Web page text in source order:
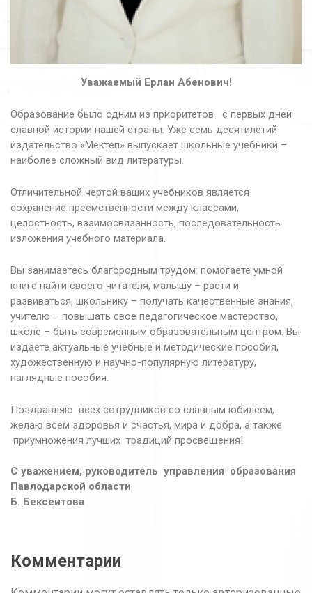
Уважаемый Ерлан Абенович!
Образование было одним из приоритетов с первых дней
славной истории нашей страны. Уже семь десятилетий
издательство «Мектеп» выпускает школьные учебники –
наиболее сложный вид литературы.
Отличительной чертой ваших учебников является
сохранение преемственности между классами,
целостность, взаимосвязанность, последовательность
изложения учебного материала.
Вы занимаетесь благородным трудом: помогаете умной
книге найти своего читателя, малышу – расти и
развиваться, школьнику – получать качественные знания,
учителю – повышать свое педагогическое мастерство,
школе – быть современным образовательным центром. Вы
издаете актуальные учебные и методические пособия,
художественную и научно-популярную литературу,
наглядные пособия.
Поздравляю всех сотрудников со славным юбилеем,
желаю всем здоровья и счастья, мира и добра, а также
приумножения лучших традиций просвещения!
С уважением, руководитель управления образования
Павлодарской области
Б. Бексеитова
Комментарии